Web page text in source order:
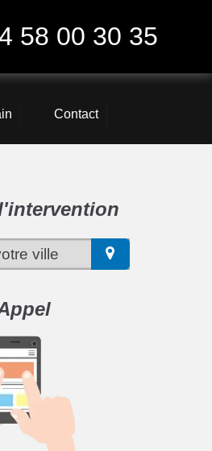
58 00 30 35
Contact